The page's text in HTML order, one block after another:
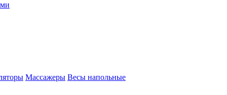
Массажеры Весы напольные